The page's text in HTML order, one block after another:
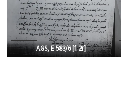
AGS, E 583/6 [f. 2r]